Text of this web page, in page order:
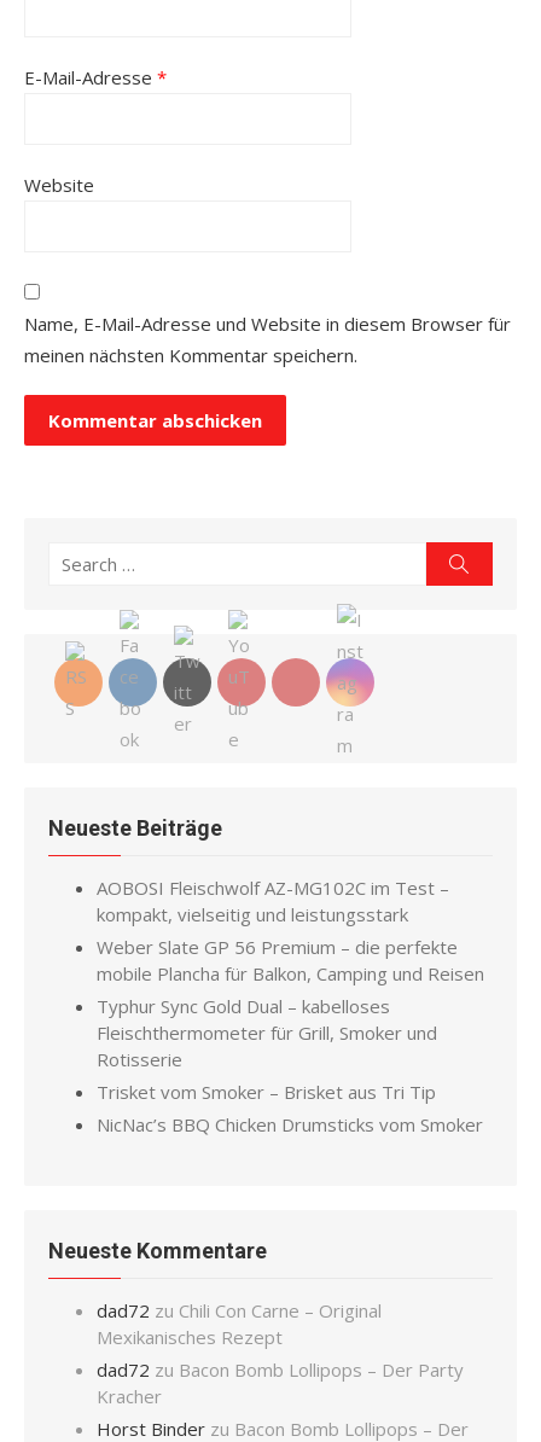
E-Mail-Adresse *
Website
Name, E-Mail-Adresse und Website in diesem Browser für
meinen nächsten Kommentar speichern.
Search
Neueste Beiträge
AOBOSI Fleischwolf AZ-MG102C im Test –
kompakt, vielseitig und leistungsstark
Weber Slate GP 56 Premium – die perfekte
mobile Plancha für Balkon, Camping und Reisen
Typhur Sync Gold Dual – kabelloses
Fleischthermometer für Grill, Smoker und
Rotisserie
Trisket vom Smoker – Brisket aus Tri Tip
NicNac’s BBQ Chicken Drumsticks vom Smoker
Neueste Kommentare
dad72 zu Chili Con Carne – Original
Mexikanisches Rezept
dad72 zu Bacon Bomb Lollipops – Der Party
Kracher
Horst Binder zu Bacon Bomb Lollipops – Der